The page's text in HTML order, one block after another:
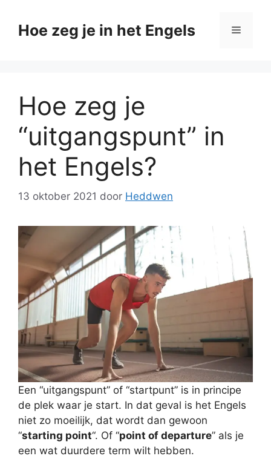
naarHoe zeg je in het Engels Menu
Hoe zeg je
“uitgangspunt” in
het Engels?
13 oktober 2021 door Heddwen
Een “uitgangspunt” of “startpunt” is in principe
de plek waar je start. In dat geval is het Engels
niet zo moeilijk, dat wordt dan gewoon
“starting point“. Of “point of departure” als je
een wat duurdere term wilt hebben.